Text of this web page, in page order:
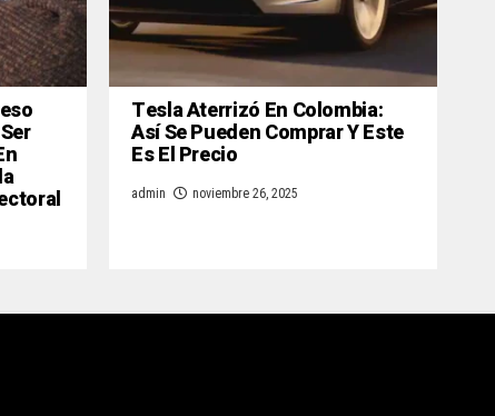
Tesla Aterrizó En Colombia:
Así Se Pueden Comprar Y Este
Es El Precio
admin noviembre 26, 2025